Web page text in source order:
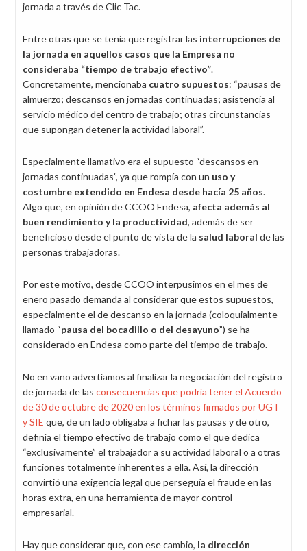
jornada a través de Clic Tac.
Entre otras que se tenia que registrar las interrupciones de
la jornada en aquellos casos que la Empresa no
consideraba “tiempo de trabajo efectivo”.
Concretamente, mencionaba cuatro supuestos: “pausas de
almuerzo; descansos en jornadas continuadas; asistencia al
servicio médico del centro de trabajo; otras circunstancias
que supongan detener la actividad laboral”.
Especialmente llamativo era el supuesto “descansos en
jornadas continuadas”, ya que rompía con un uso y
costumbre extendido en Endesa desde hacía 25 años.
Algo que, en opinión de CCOO Endesa, afecta además al
buen rendimiento y la productividad, además de ser
beneficioso desde el punto de vista de la salud laboral de las
personas trabajadoras.
Por este motivo, desde CCOO interpusimos en el mes de
enero pasado demanda al considerar que estos supuestos,
especialmente el de descanso en la jornada (coloquialmente
llamado “pausa del bocadillo o del desayuno”) se ha
considerado en Endesa como parte del tiempo de trabajo.
No en vano advertíamos al finalizar la negociación del registro
de jornada de las consecuencias que podría tener el Acuerdo
de 30 de octubre de 2020 en los términos firmados por UGT
y SIE que, de un lado obligaba a fichar las pausas y de otro,
definía el tiempo efectivo de trabajo como el que dedica
“exclusivamente” el trabajador a su actividad laboral o a otras
funciones totalmente inherentes a ella. Así, la dirección
convirtió una exigencia legal que perseguía el fraude en las
horas extra, en una herramienta de mayor control
empresarial.
Hay que considerar que, con ese cambio, la dirección